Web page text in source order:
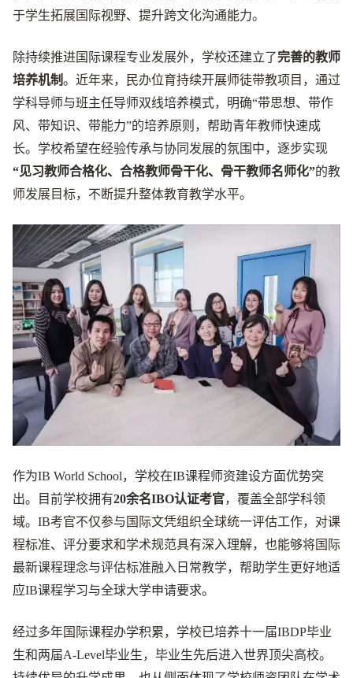
于学生拓展国际视野、提升跨文化沟通能力。
除持续推进国际课程专业发展外，学校还建立了完善的教师
培养机制。近年来，民办位育持续开展师徒带教项目，通过
学科导师与班主任导师双线培养模式，明确“带思想、带作
风、带知识、带能力”的培养原则，帮助青年教师快速成
长。学校希望在经验传承与协同发展的氛围中，逐步实现
“见习教师合格化、合格教师骨干化、骨干教师名师化”的教
师发展目标，不断提升整体教育教学水平。
作为IB World School，学校在IB课程师资建设方面优势突
出。目前学校拥有20余名IBO认证考官，覆盖全部学科领
域。IB考官不仅参与国际文凭组织全球统一评估工作，对课
程标准、评分要求和学术规范具有深入理解，也能够将国际
最新课程理念与评估标准融入日常教学，帮助学生更好地适
应IB课程学习与全球大学申请要求。
经过多年国际课程办学积累，学校已培养十一届IBDP毕业
生和两届A-Level毕业生，毕业生先后进入世界顶尖高校。